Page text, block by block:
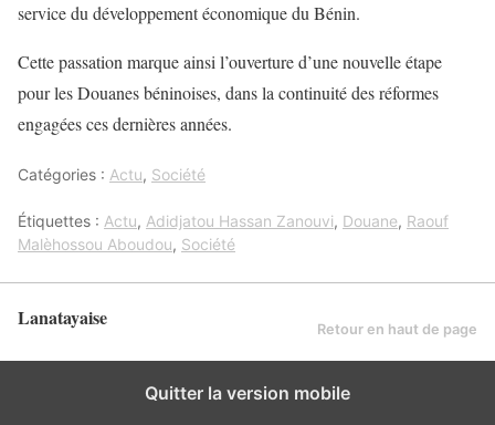
service du développement économique du Bénin.
Cette passation marque ainsi l’ouverture d’une nouvelle étape
pour les Douanes béninoises, dans la continuité des réformes
engagées ces dernières années.
Catégories : Actu, Société
Étiquettes : Actu, Adidjatou Hassan Zanouvi, Douane, Raouf
Malèhossou Aboudou, Société
Lanatayaise Retour en haut de page
Quitter la version mobile